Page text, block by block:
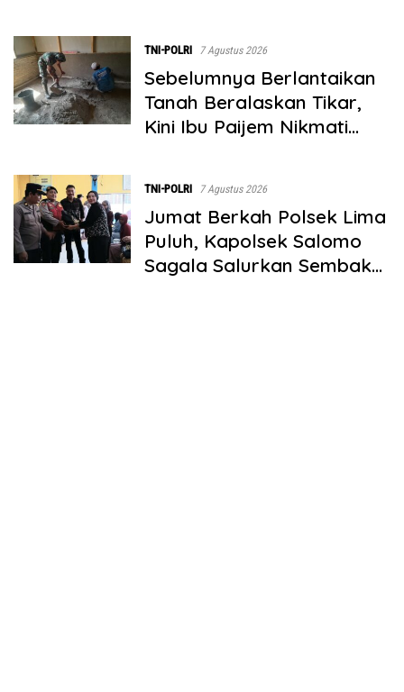
TNI-POLRI 7 Agustus 2026
Sebelumnya Berlantaikan
Tanah Beralaskan Tikar,
Kini Ibu Paijem Nikmati
129 Kodim 0208/Asahan
TNI-POLRI 7 Agustus 2026
Jumat Berkah Polsek Lima
Puluh, Kapolsek Salomo
Sagala Salurkan Sembako